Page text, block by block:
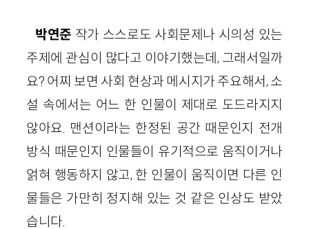
박연준 작가 스스로도 사회문제나 시의성 있는
주제에 관심이 많다고 이야기했는데, 그래서일까
요? 어찌 보면 사회 현상과 메시지가 주요해서, 소
설 속에서는 어느 한 인물이 제대로 도드라지지
않아요. 맨션이라는 한정된 공간 때문인지 전개
방식 때문인지 인물들이 유기적으로 움직이거나
얽혀 행동하지 않고, 한 인물이 움직이면 다른 인
물들은 가만히 정지해 있는 것 같은 인상도 받았
습니다.